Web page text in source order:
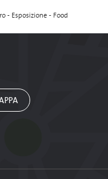
- Esposizione - Food